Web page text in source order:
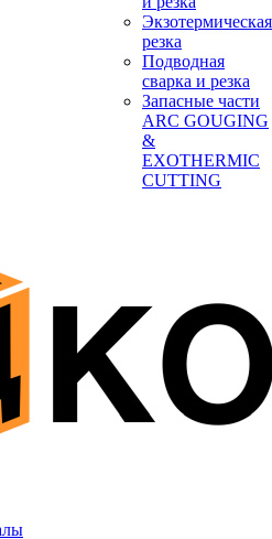
Экзотермическая
резка
Подводная
сварка и резка
Запасные части
ARC GOUGING
&
EXOTHERMIC
CUTTING